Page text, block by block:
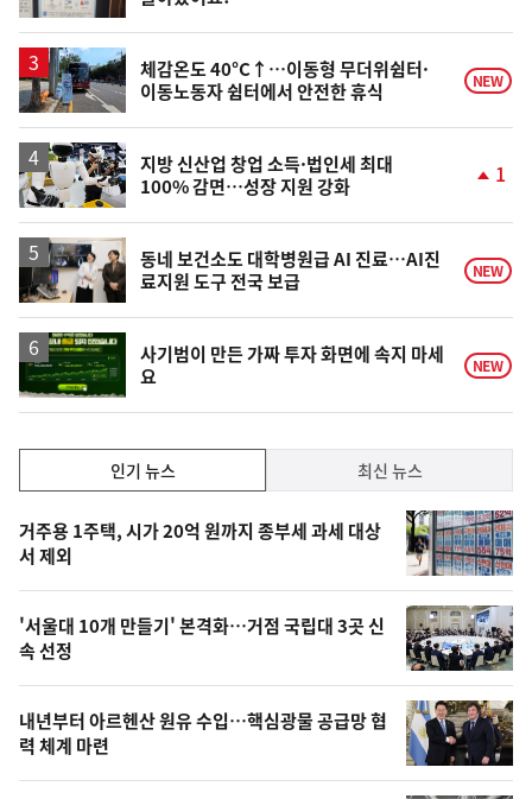
승
체감온도 40°C↑…이동형 무더위쉼터·
이동노동자 쉼터에서 안전한 휴식
NEW
지방 신산업 창업 소득·법인세 최대
100% 감면…성장 지원 강화
승
1
동네 보건소도 대학병원급 AI 진료…AI진
료지원 도구 전국 보급
NEW
사기범이 만든 가짜 투자 화면에 속지 마세
요
NEW
기,
최
신,
오
늘
의
영
상
인기 뉴스 최신 뉴스
기
뉴
스
거주용 1주택, 시가 20억 원까지 종부세 과세 대상
서 제외
'서울대 10개 만들기' 본격화…거점 국립대 3곳 신
속 선정
내년부터 아르헨산 원유 수입…핵심광물 공급망 협
력 체계 마련